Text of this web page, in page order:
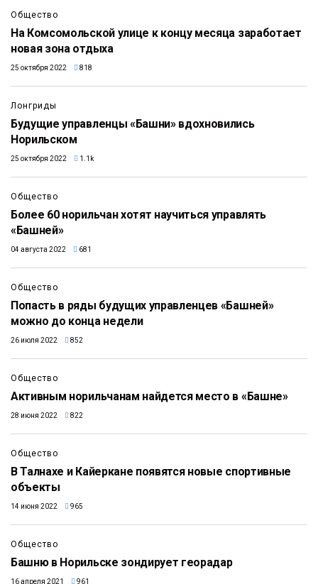
Общество
На Комсомольской улице к концу месяца заработает
новая зона отдыха
25 октября 2022 818
Лонгриды
Будущие управленцы «Башни» вдохновились
Норильском
25 октября 2022 1.1k
Общество
Более 60 норильчан хотят научиться управлять
«Башней»
04 августа 2022 681
Общество
Попасть в ряды будущих управленцев «Башней»
можно до конца недели
26 июля 2022 852
Общество
Активным норильчанам найдется место в «Башне»
28 июня 2022 822
Общество
В Талнахе и Кайеркане появятся новые спортивные
объекты
14 июня 2022 965
Общество
Башню в Норильске зондирует георадар
16 апреля 2021 961